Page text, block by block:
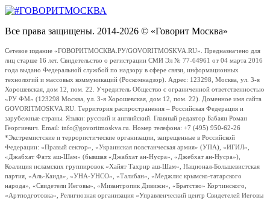
Все права защищены. 2014-2026 © «Говорит Москва»
Сетевое издание «ГОВОРИТМОСКВА.РУ/GOVORITMOSKVA.RU». Предназначено для
лиц старше 16 лет. Свидетельство о регистрации СМИ Эл № 77-64961 от 04 марта 2016
года выдано Федеральной службой по надзору в сфере связи, информационных
технологий и массовых коммуникаций (Роскомнадзор). Адрес: 123298, Москва, ул. 3-я
Хорошевская, дом 12, пом. 22. Учредитель Общество с ограниченной ответственностью
«РУ ФМ» (123298 Москва, ул. 3-я Хорошевская, дом 12, пом. 22). Доменное имя сайта
GOVORITMOSKVA.RU. Территория распространения – Российская Федерация и
зарубежные страны. Языки: русский и английский. Главный редактор Бабаян Роман
Георгиевич. Email: info@govoritmoskva.ru. Номер телефона: +7 (495) 950-62-26
*Экстремистские и террористические организации, запрещенные в Российской
Федерации: «Правый сектор», «Украинская повстанческая армия» (УПА), «ИГИЛ»,
«Джабхат Фатх аш-Шам» (бывшая «Джабхат ан-Нусра», «Джебхат ан-Нусра»),
Коалиция исламских группировок «Хайят Тахрир аш-Шам», Национал-Большевистская
партия, «Аль-Каида», «УНА-УНСО», «Талибан», «Меджлис крымско-татарского
народа», «Свидетели Иеговы», «Мизантропик Дивижн», «Братство» Корчинского,
«Артподготовка», Религиозная организация «Управленческий центр Свидетелей Иеговы